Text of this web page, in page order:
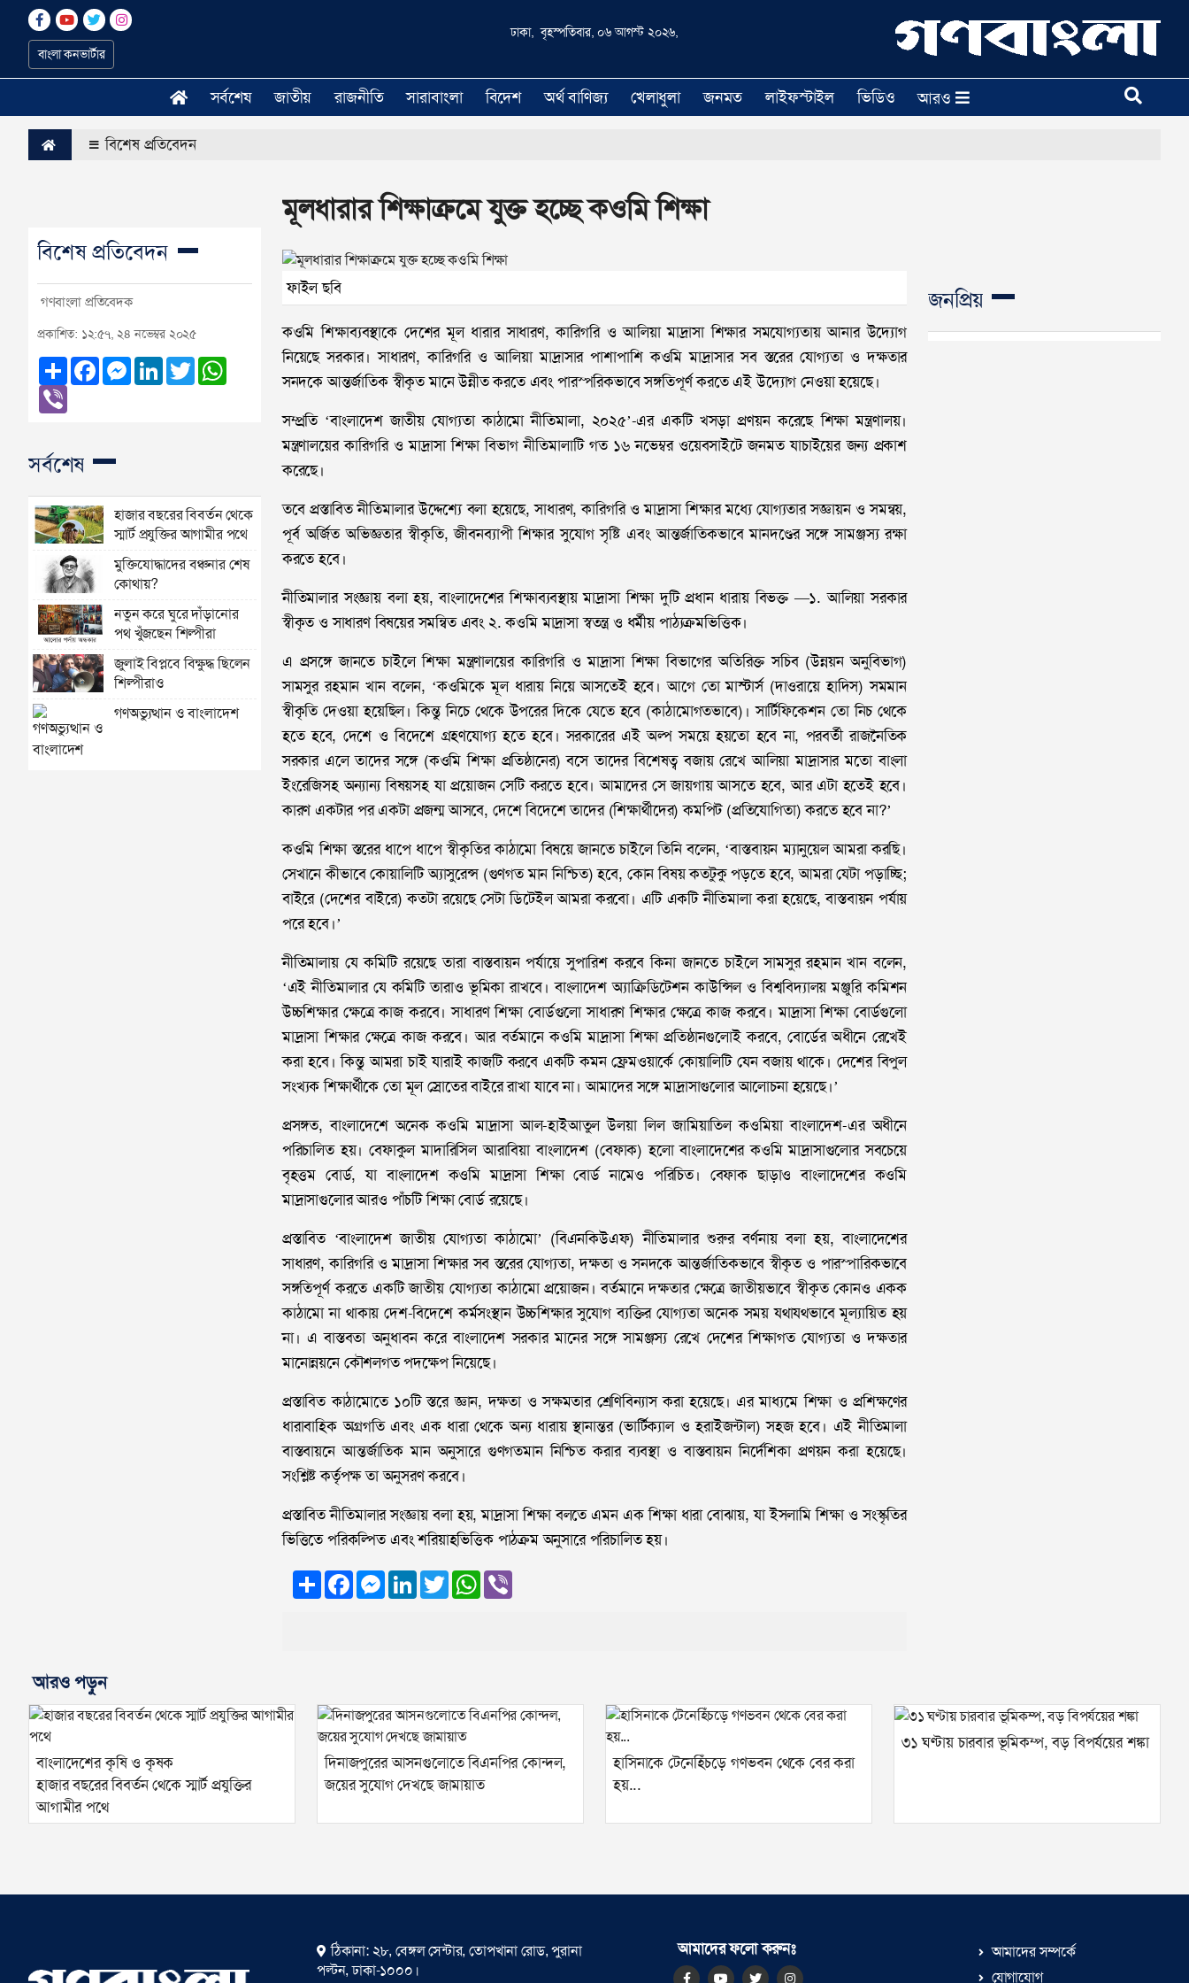
বাংলা কনভার্টার
ঢাকা, বৃহস্পতিবার, ০৬ আগস্ট ২০২৬,
সর্বশেষ জাতীয় রাজনীতি সারাবাংলা বিদেশ অর্থ বাণিজ্য খেলাধুলা জনমত লাইফস্টাইল ভিডিও আরও
বিশেষ প্রতিবেদন
মূলধারার শিক্ষাক্রমে যুক্ত হচ্ছে কওমি শিক্ষা
বিশেষ প্রতিবেদন
গণবাংলা প্রতিবেদক
প্রকাশিত: ১২:৫৭, ২৪ নভেম্বর ২০২৫
ShareFacebookMessenger
LinkedIn
Twitter WhatsApp
সর্বশেষ
হাজার বছরের বিবর্তন থেকে
স্মার্ট প্রযুক্তির আগামীর পথে
মুক্তিযোদ্ধাদের বঞ্চনার শেষ
কোথায়?
নতুন করে ঘুরে দাঁড়ানোর
পথ খুঁজছেন শিল্পীরা
জুলাই বিপ্লবে বিক্ষুদ্ধ ছিলেন
শিল্পীরাও
গণঅভ্যুত্থান ও বাংলাদেশ
ফাইল ছবি
কওমি শিক্ষাব্যবস্থাকে দেশের মূল ধারার সাধারণ, কারিগরি ও আলিয়া মাদ্রাসা শিক্ষার সমযোগ্যতায় আনার উদ্যোগ
নিয়েছে সরকার। সাধারণ, কারিগরি ও আলিয়া মাদ্রাসার পাশাপাশি কওমি মাদ্রাসার সব স্তরের যোগ্যতা ও দক্ষতার
সনদকে আন্তর্জাতিক স্বীকৃত মানে উন্নীত করতে এবং পারস্পরিকভাবে সঙ্গতিপূর্ণ করতে এই উদ্যোগ নেওয়া হয়েছে।
সম্প্রতি ‘বাংলাদেশ জাতীয় যোগ্যতা কাঠামো নীতিমালা, ২০২৫’-এর একটি খসড়া প্রণয়ন করেছে শিক্ষা মন্ত্রণালয়।
মন্ত্রণালয়ের কারিগরি ও মাদ্রাসা শিক্ষা বিভাগ নীতিমালাটি গত ১৬ নভেম্বর ওয়েবসাইটে জনমত যাচাইয়ের জন্য প্রকাশ
করেছে।
তবে প্রস্তাবিত নীতিমালার উদ্দেশ্যে বলা হয়েছে, সাধারণ, কারিগরি ও মাদ্রাসা শিক্ষার মধ্যে যোগ্যতার সজ্ঞায়ন ও সমন্বয়,
পূর্ব অর্জিত অভিজ্ঞতার স্বীকৃতি, জীবনব্যাপী শিক্ষার সুযোগ সৃষ্টি এবং আন্তর্জাতিকভাবে মানদণ্ডের সঙ্গে সামঞ্জস্য রক্ষা
করতে হবে।
নীতিমালার সংজ্ঞায় বলা হয়, বাংলাদেশের শিক্ষাব্যবস্থায় মাদ্রাসা শিক্ষা দুটি প্রধান ধারায় বিভক্ত —১. আলিয়া সরকার
স্বীকৃত ও সাধারণ বিষয়ের সমন্বিত এবং ২. কওমি মাদ্রাসা স্বতন্ত্র ও ধর্মীয় পাঠ্যক্রমভিত্তিক।
এ প্রসঙ্গে জানতে চাইলে শিক্ষা মন্ত্রণালয়ের কারিগরি ও মাদ্রাসা শিক্ষা বিভাগের অতিরিক্ত সচিব (উন্নয়ন অনুবিভাগ)
সামসুর রহমান খান বলেন, ‘কওমিকে মূল ধারায় নিয়ে আসতেই হবে। আগে তো মাস্টার্স (দাওরায়ে হাদিস) সমমান
স্বীকৃতি দেওয়া হয়েছিল। কিন্তু নিচে থেকে উপরের দিকে যেতে হবে (কাঠামোগতভাবে)। সার্টিফিকেশন তো নিচ থেকে
হতে হবে, দেশে ও বিদেশে গ্রহণযোগ্য হতে হবে। সরকারের এই অল্প সময়ে হয়তো হবে না, পরবর্তী রাজনৈতিক
সরকার এলে তাদের সঙ্গে (কওমি শিক্ষা প্রতিষ্ঠানের) বসে তাদের বিশেষত্ব বজায় রেখে আলিয়া মাদ্রাসার মতো বাংলা
ইংরেজিসহ অন্যান্য বিষয়সহ যা প্রয়োজন সেটি করতে হবে। আমাদের সে জায়গায় আসতে হবে, আর এটা হতেই হবে।
কারণ একটার পর একটা প্রজন্ম আসবে, দেশে বিদেশে তাদের (শিক্ষার্থীদের) কমপিট (প্রতিযোগিতা) করতে হবে না?’
কওমি শিক্ষা স্তরের ধাপে ধাপে স্বীকৃতির কাঠামো বিষয়ে জানতে চাইলে তিনি বলেন, ‘বাস্তবায়ন ম্যানুয়েল আমরা করছি।
সেখানে কীভাবে কোয়ালিটি অ্যাসুরেন্স (গুণগত মান নিশ্চিত) হবে, কোন বিষয় কতটুকু পড়তে হবে, আমরা যেটা পড়াচ্ছি;
বাইরে (দেশের বাইরে) কতটা রয়েছে সেটা ডিটেইল আমরা করবো। এটি একটি নীতিমালা করা হয়েছে, বাস্তবায়ন পর্যায়
পরে হবে।’
নীতিমালায় যে কমিটি রয়েছে তারা বাস্তবায়ন পর্যায়ে সুপারিশ করবে কিনা জানতে চাইলে সামসুর রহমান খান বলেন,
‘এই নীতিমালার যে কমিটি তারাও ভূমিকা রাখবে। বাংলাদেশ অ্যাক্রিডিটেশন কাউন্সিল ও বিশ্ববিদ্যালয় মঞ্জুরি কমিশন
উচ্চশিক্ষার ক্ষেত্রে কাজ করবে। সাধারণ শিক্ষা বোর্ডগুলো সাধারণ শিক্ষার ক্ষেত্রে কাজ করবে। মাদ্রাসা শিক্ষা বোর্ডগুলো
মাদ্রাসা শিক্ষার ক্ষেত্রে কাজ করবে। আর বর্তমানে কওমি মাদ্রাসা শিক্ষা প্রতিষ্ঠানগুলোই করবে, বোর্ডের অধীনে রেখেই
করা হবে। কিন্তু আমরা চাই যারাই কাজটি করবে একটি কমন ফ্রেমওয়ার্কে কোয়ালিটি যেন বজায় থাকে। দেশের বিপুল
সংখ্যক শিক্ষার্থীকে তো মূল স্রোতের বাইরে রাখা যাবে না। আমাদের সঙ্গে মাদ্রাসাগুলোর আলোচনা হয়েছে।’
প্রসঙ্গত, বাংলাদেশে অনেক কওমি মাদ্রাসা আল-হাইআতুল উলয়া লিল জামিয়াতিল কওমিয়া বাংলাদেশ-এর অধীনে
পরিচালিত হয়। বেফাকুল মাদারিসিল আরাবিয়া বাংলাদেশ (বেফাক) হলো বাংলাদেশের কওমি মাদ্রাসাগুলোর সবচেয়ে
বৃহত্তম বোর্ড, যা বাংলাদেশ কওমি মাদ্রাসা শিক্ষা বোর্ড নামেও পরিচিত। বেফাক ছাড়াও বাংলাদেশের কওমি
মাদ্রাসাগুলোর আরও পাঁচটি শিক্ষা বোর্ড রয়েছে।
প্রস্তাবিত ‘বাংলাদেশ জাতীয় যোগ্যতা কাঠামো’ (বিএনকিউএফ) নীতিমালার শুরুর বর্ণনায় বলা হয়, বাংলাদেশের
সাধারণ, কারিগরি ও মাদ্রাসা শিক্ষার সব স্তরের যোগ্যতা, দক্ষতা ও সনদকে আন্তর্জাতিকভাবে স্বীকৃত ও পারস্পারিকভাবে
সঙ্গতিপূর্ণ করতে একটি জাতীয় যোগ্যতা কাঠামো প্রয়োজন। বর্তমানে দক্ষতার ক্ষেত্রে জাতীয়ভাবে স্বীকৃত কোনও একক
কাঠামো না থাকায় দেশ-বিদেশে কর্মসংস্থান উচ্চশিক্ষার সুযোগ ব্যক্তির যোগ্যতা অনেক সময় যথাযথভাবে মূল্যায়িত হয়
না। এ বাস্তবতা অনুধাবন করে বাংলাদেশ সরকার মানের সঙ্গে সামঞ্জস্য রেখে দেশের শিক্ষাগত যোগ্যতা ও দক্ষতার
মানোন্নয়নে কৌশলগত পদক্ষেপ নিয়েছে।
প্রস্তাবিত কাঠামোতে ১০টি স্তরে জ্ঞান, দক্ষতা ও সক্ষমতার শ্রেণিবিন্যাস করা হয়েছে। এর মাধ্যমে শিক্ষা ও প্রশিক্ষণের
ধারাবাহিক অগ্রগতি এবং এক ধারা থেকে অন্য ধারায় স্থানান্তর (ভার্টিক্যাল ও হরাইজন্টাল) সহজ হবে। এই নীতিমালা
বাস্তবায়নে আন্তর্জাতিক মান অনুসারে গুণগতমান নিশ্চিত করার ব্যবস্থা ও বাস্তবায়ন নির্দেশিকা প্রণয়ন করা হয়েছে।
সংশ্লিষ্ট কর্তৃপক্ষ তা অনুসরণ করবে।
প্রস্তাবিত নীতিমালার সংজ্ঞায় বলা হয়, মাদ্রাসা শিক্ষা বলতে এমন এক শিক্ষা ধারা বোঝায়, যা ইসলামি শিক্ষা ও সংস্কৃতির
ভিত্তিতে পরিকল্পিত এবং শরিয়াহভিত্তিক পাঠক্রম অনুসারে পরিচালিত হয়।
ShareFacebookMessenger
LinkedInTwitterWhatsApp
Viber
জনপ্রিয়
আরও পড়ুন
বাংলাদেশের কৃষি ও কৃষক
হাজার বছরের বিবর্তন থেকে স্মার্ট প্রযুক্তির
আগামীর পথে
দিনাজপুরের আসনগুলোতে বিএনপির কোন্দল,
জয়ের সুযোগ দেখছে জামায়াত
হাসিনাকে টেনেহিঁচড়ে গণভবন থেকে বের করা
হয়...
৩১ ঘণ্টায় চারবার ভূমিকম্প, বড় বিপর্যয়ের শঙ্কা
ঠিকানা: ২৮, বেঙ্গল সেন্টার, তোপখানা রোড, পুরানা
পল্টন, ঢাকা-১০০০।
আমাদের ফলো করুনঃ
আমাদের সম্পর্কে
যোগাযোগ